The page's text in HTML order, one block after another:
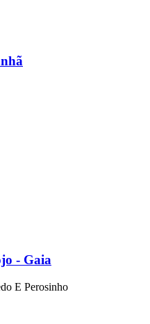
- Gaia
E Perosinho